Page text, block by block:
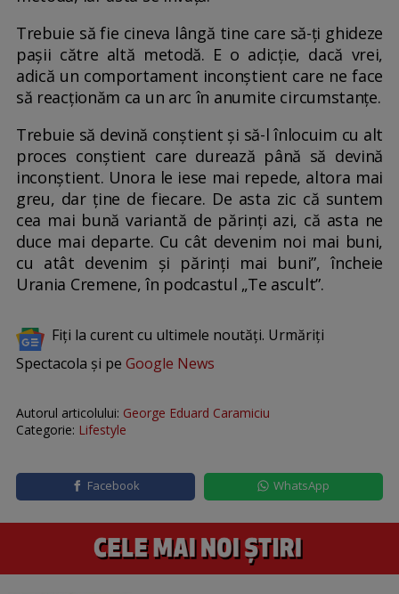
Trebuie să fie cineva lângă tine care să-ți ghideze
pașii către altă metodă. E o adicție, dacă vrei,
adică un comportament inconștient care ne face
să reacționăm ca un arc în anumite circumstanțe.
Trebuie să devină conștient și să-l înlocuim cu alt
proces conștient care durează până să devină
inconștient. Unora le iese mai repede, altora mai
greu, dar ține de fiecare. De asta zic că suntem
cea mai bună variantă de părinți azi, că asta ne
duce mai departe. Cu cât devenim noi mai buni,
cu atât devenim și părinți mai buni”, încheie
Urania Cremene, în podcastul „Te ascult”.
Fiți la curent cu ultimele noutăți. Urmăriți
Spectacola și pe Google News
Autorul articolului: George Eduard Caramiciu
Categorie: Lifestyle
Facebook WhatsApp